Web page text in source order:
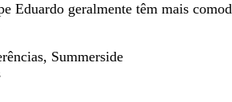
Eduardo geralmente têm mais
Summerside